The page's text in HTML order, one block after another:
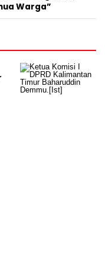
Warga”